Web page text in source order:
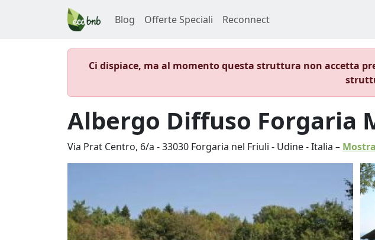
Blog Offerte Speciali Reconnect
Ci dispiace, ma al momento questa struttura non accetta
Albergo Diffuso Forgaria
Via Prat Centro, 6/a -33030 Forgaria nel Friuli - Udine-Italia –